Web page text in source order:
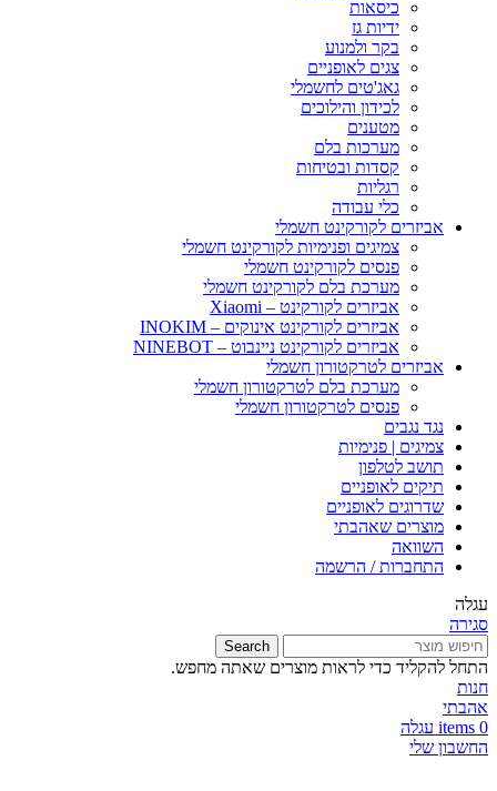
כיסאות
ידיות גז
בקר ולמנוע
צגים לאופניים
גאג'טים לחשמלי
לכידון והילוכים
מטענים
מערכות בלם
קסדות ובטיחות
רגליות
כלי עבודה
אביזרים לקורקינט חשמלי
צמיגים ופנימיות לקורקינט חשמלי
פנסים לקורקינט חשמלי
מערכת בלם לקורקינט חשמלי
אביזרים לקורקינט – Xiaomi
אביזרים לקורקינט אינוקים – INOKIM
אביזרים לקורקינט ניינבוט – NINEBOT
אביזרים לטרקטורון חשמלי
מערכת בלם לטרקטורון חשמלי
פנסים לטרקטורון חשמלי
נגד נגבים
צמיגים | פנימיות
תושב לטלפון
תיקים לאופניים
שדרוגים לאופניים
מוצרים שאהבתי
השוואה
התחברות / הרשמה
עגלה
סגירה
Search
התחל להקליד כדי לראות מוצרים שאתה מחפש.
חנות
אהבתי
0
items עגלה
החשבון שלי